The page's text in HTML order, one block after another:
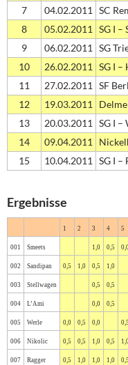
7
04.02.2011
SC
8
05.02.2011
SG I –
9
06.02.2011
SG
10
26.02.2011 SG I –
11
27.02.2011 SF
12
19.03.2011
13
20.03.2011
SG I
14
09.04.2011
15
10.04.2011 SG I –
Ergebnisse
1 2 3 4 5
001 Smeets 1,0 0,5
002 Sandipan 0,5 1,0 0,5 1,0
003 Stellwagen 0,5 0,5
004 L’Ami 0,0 0,5
005 Werle 0,0 0,5 0,0 0,5
006 Nikolic 0,5 0,5 1,0 0,5
007 Ragger 0,5 1,0 1,0 1,0 0,5